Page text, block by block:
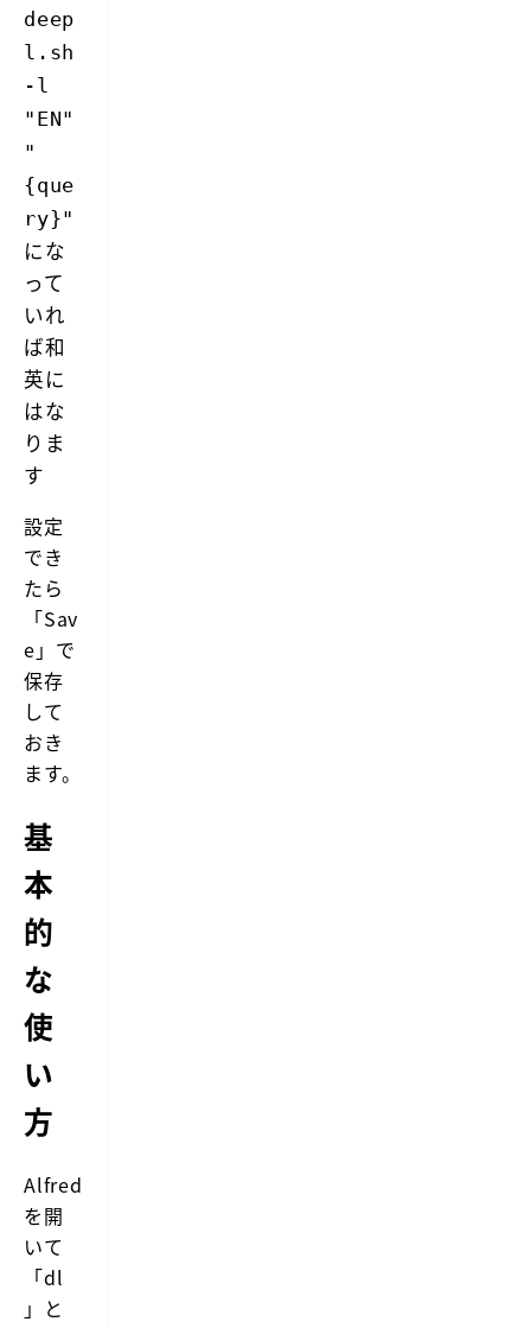
deep
l.sh
-l
"EN"
"
{que
ry}"
にな
って
いれ
ば和
英に
はな
りま
す
設定
でき
たら
「Sav
e」で
保存
して
おき
ます。
基
本
的
な
使
い
方
Alfred
を開
いて
「dl
」と